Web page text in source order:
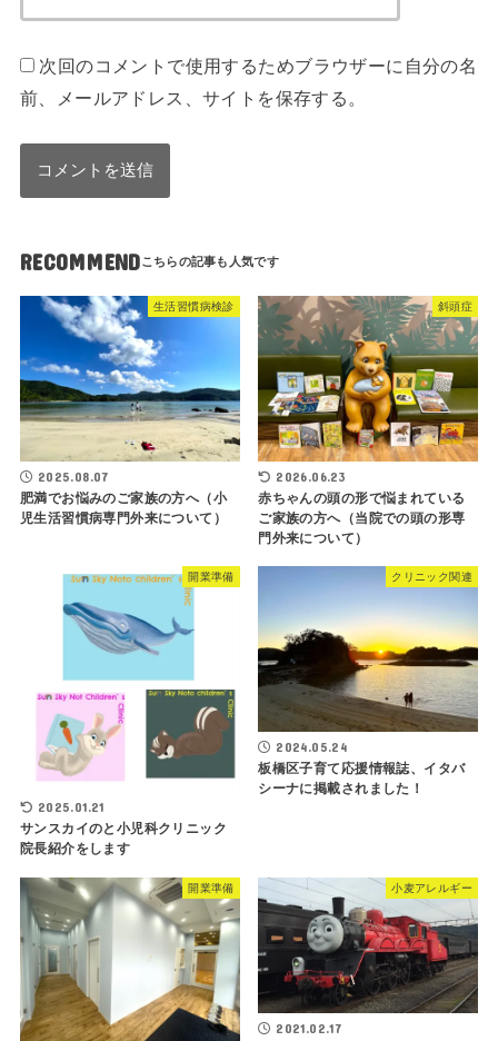
次回のコメントで使用するためブラウザーに自分の名
前、メールアドレス、サイトを保存する。
RECOMMEND
生活習慣病検診
2025.08.07
肥満でお悩みのご家族の方へ（小
児生活習慣病専門外来について）
斜頭症
2026.06.23
赤ちゃんの頭の形で悩まれている
ご家族の方へ（当院での頭の形専
門外来について）
開業準備
2025.01.21
サンスカイのと小児科クリニック
院長紹介をします
クリニック関連
2024.05.24
板橋区子育て応援情報誌、イタバ
シーナに掲載されました！
開業準備 小麦アレルギー
2021.02.17